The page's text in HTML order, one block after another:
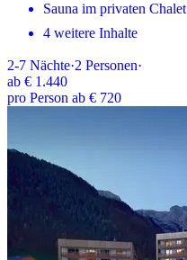
Sauna im privaten Chalet
4 weitere Inhalte
2-7 Nächte·2 Personen·
ab € 1.440
pro Person ab € 720